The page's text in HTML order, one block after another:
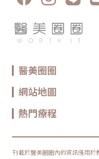
醫美圈圈
網站地圖
熱門療程
刊載於醫美圈圈內的資訊僅用